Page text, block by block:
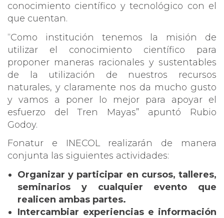
conocimiento científico y tecnológico con el
que cuentan.
“Como institución tenemos la misión de
utilizar el conocimiento científico para
proponer maneras racionales y sustentables
de la utilización de nuestros recursos
naturales, y claramente nos da mucho gusto
y vamos a poner lo mejor para apoyar el
esfuerzo del Tren Mayas” apuntó Rubio
Godoy.
Fonatur e INECOL realizarán de manera
conjunta las siguientes actividades:
Organizar y participar en cursos, talleres,
seminarios y cualquier evento que
realicen ambas partes.
Intercambiar experiencias e información